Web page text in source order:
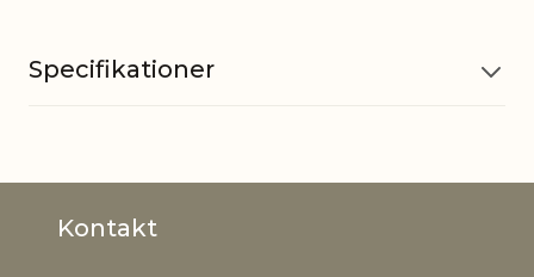
Specifikationer
Brændetid
Kontakt